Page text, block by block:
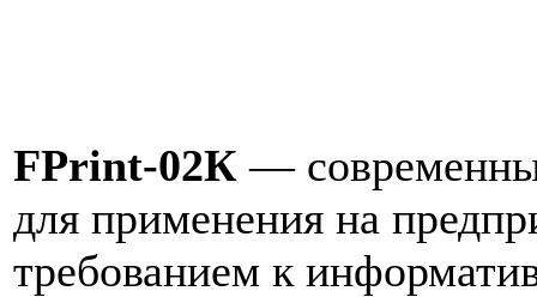
FPrint-02К —
для применения на
требованием к